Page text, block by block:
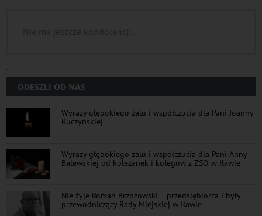
`
ODESZLI OD NAS
Wyrazy głębokiego żalu i współczucia dla Pani Joanny
Ruczyńskiej
Wyrazy głębokiego żalu i współczucia dla Pani Anny
Balewskiej od koleżanek i kolegów z ZSO w Iławie
Nie żyje Roman Brzozowski – przedsiębiorca i były
przewodniczący Rady Miejskiej w Iławie